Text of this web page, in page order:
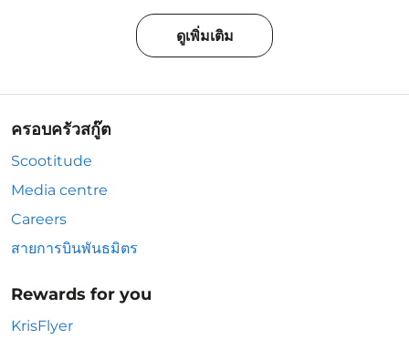
ดูเพิ่มเติม
ครอบครัวสกู๊ต
Scootitude
Media centre
Careers
สายการบินพันธมิตร
Rewards for you
KrisFlyer